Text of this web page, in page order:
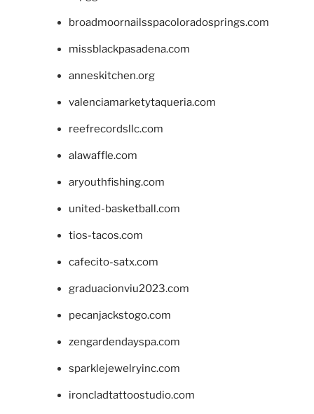
broadmoornailsspacoloradosprings.com
missblackpasadena.com
anneskitchen.org
valenciamarketytaqueria.com
reefrecordsllc.com
alawaffle.com
aryouthfishing.com
united-basketball.com
tios-tacos.com
cafecito-satx.com
graduacionviu2023.com
pecanjackstogo.com
zengardendayspa.com
sparklejewelryinc.com
ironcladtattoostudio.com